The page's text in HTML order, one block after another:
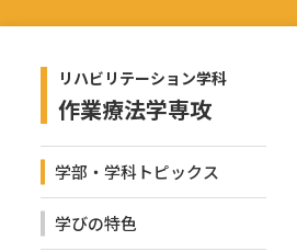
リハビリテーション学科
作業療法学専攻
学部・学科トピックス
学びの特色